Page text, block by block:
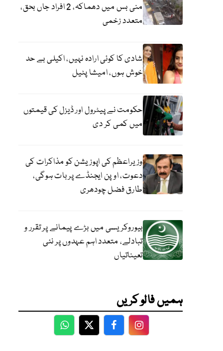
منی بس میں دھماکہ، 2 افراد جاں بحق،
متعدد زخمی
شادی کا کوئی ارادہ نہیں، اکیلی بے حد
خوش ہوں، امیشا پٹیل
حکومت نے پیٹرول اور ڈیزل کی قیمتوں
میں کمی کر دی
وزیراعظم کی اپوزیشن کو مذاکرات کی
دعوت، اوپن ایجنڈے پر بات ہوگی،
طارق فضل چودھری
بیوروکریسی میں بڑے پیمانے پر تقرر و
تبادلے، متعدد اہم عہدوں پر نئی
تعیناتیاں
ہمیں فالو کریں
WhatsApp
TwitterFacebookFacebook